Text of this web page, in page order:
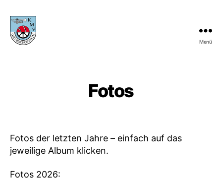
Menü
Fotos
Fotos der letzten Jahre – einfach auf das
jeweilige Album klicken.
Fotos 2026: